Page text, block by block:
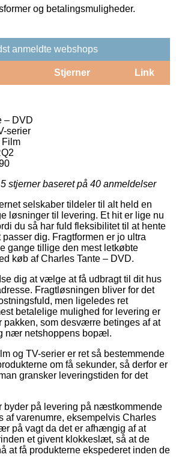
og betalingsmuligheder.
anmeldte webshops
Stjerner Link
– DVD
serier
Film
stjerner baseret på 40 anmeldelser
selskaber tildeler til alt held en
løsninger til levering. Et hit er lige nu
du så har fuld fleksibilitet til at hente
dig. Fragtformen er jo ultra
gange tillige den mest letkøbte
køb af Charles Tante – DVD.
dig at vælge at få udbragt til dit hus
Fragtløsningen bliver for det
men ligeledes ret
betalelige mulighed for levering er
pakken, som desværre betinges af at
nær netshoppens bopæl.
og TV-serier er ret så bestemmende
om få sekunder, så derfor er
gransker leveringstiden for det
byder på levering på næstkommende
af varenumre, eksempelvis Charles
på vagt da det er afhængig af at
et givent klokkeslæt, så at de
at få produkterne ekspederet inden de